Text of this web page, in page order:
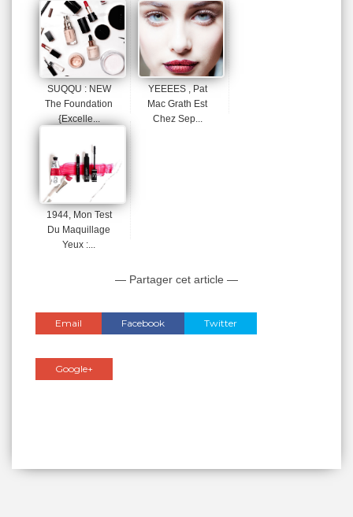
SUQQU : NEW
The Foundation
{Excelle...
YEEEES , Pat
Mac Grath Est
Chez Sep...
1944, Mon Test
Du Maquillage
Yeux :...
— Partager cet article —
Email Facebook Twitter
Google+